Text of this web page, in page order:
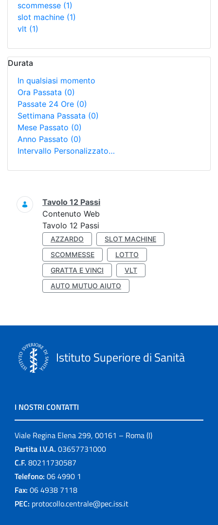
scommesse (1)
slot machine (1)
vlt (1)
Durata
In qualsiasi momento
Ora Passata (0)
Passate 24 Ore (0)
Settimana Passata (0)
Mese Passato (0)
Anno Passato (0)
Intervallo Personalizzato…
Ricerca
Tavolo 12 Passi
Contenuto Web
Tavolo 12 Passi
AZZARDO
SLOT MACHINE
SCOMMESSE
LOTTO
GRATTA E VINCI
VLT
AUTO MUTUO AIUTO
Istituto Superiore di Sanità
I NOSTRI CONTATTI
Viale Regina Elena 299, 00161 – Roma (I)
Partita I.V.A. 03657731000
C.F. 80211730587
Telefono: 06 4990 1
Fax: 06 4938 7118
PEC: protocollo.centrale@pec.iss.it